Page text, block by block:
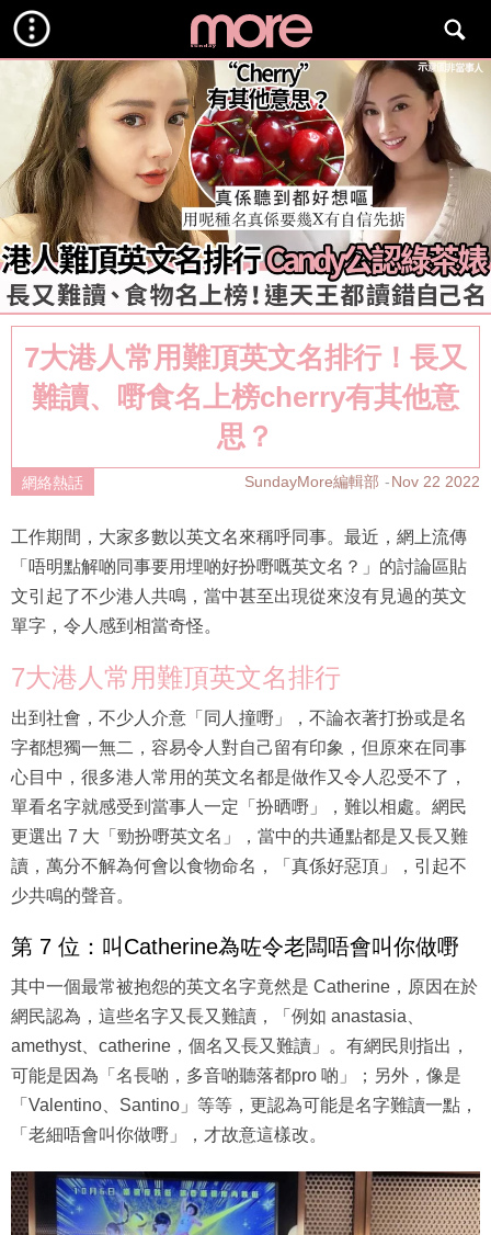
7大港人常用難頂英文名排行！長又
難讀、嘢食名上榜cherry有其他意
思？
網絡熱話 SundayMore編輯部 Nov 22 2022
工作期間，大家多數以英文名來稱呼同事。最近，網上流傳
「唔明點解啲同事要用埋啲好扮嘢嘅英文名？」的討論區貼
文引起了不少港人共鳴，當中甚至出現從來沒有見過的英文
單字，令人感到相當奇怪。
7大港人常用難頂英文名排行
出到社會，不少人介意「同人撞嘢」，不論衣著打扮或是名
字都想獨一無二，容易令人對自己留有印象，但原來在同事
心目中，很多港人常用的英文名都是做作又令人忍受不了，
單看名字就感受到當事人一定「扮晒嘢」，難以相處。網民
更選出 7 大「勁扮嘢英文名」，當中的共通點都是又長又難
讀，萬分不解為何會以食物命名，「真係好惡頂」，引起不
少共鳴的聲音。
第 7 位：叫Catherine為咗令老闆唔會叫你做嘢
其中一個最常被抱怨的英文名字竟然是 Catherine，原因在於
網民認為，這些名字又長又難讀，「例如 anastasia、
amethyst、catherine，個名又長又難讀」。有網民則指出，
可能是因為「名長啲，多音啲聽落都pro 啲」；另外，像是
「Valentino、Santino」等等，更認為可能是名字難讀一點，
「老細唔會叫你做嘢」，才故意這樣改。